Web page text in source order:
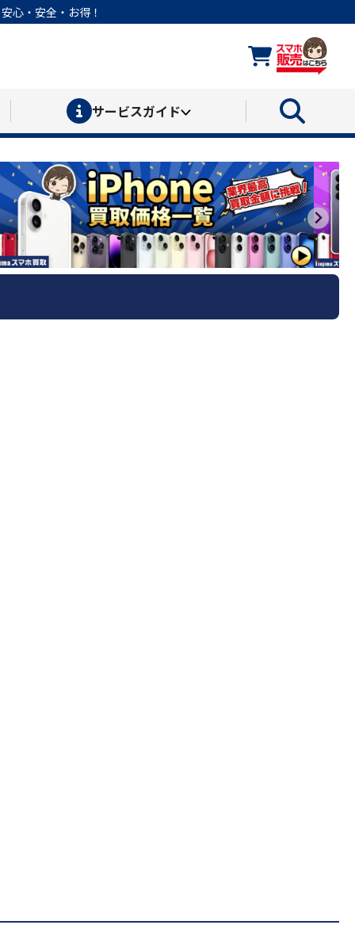
心・安全・お得！
サービスガイド